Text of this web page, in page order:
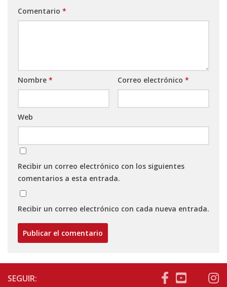
Comentario *
Nombre * Correo electrónico *
Web
Recibir un correo electrónico con los siguientes
comentarios a esta entrada.
Recibir un correo electrónico con cada nueva entrada.
SEGUIR: